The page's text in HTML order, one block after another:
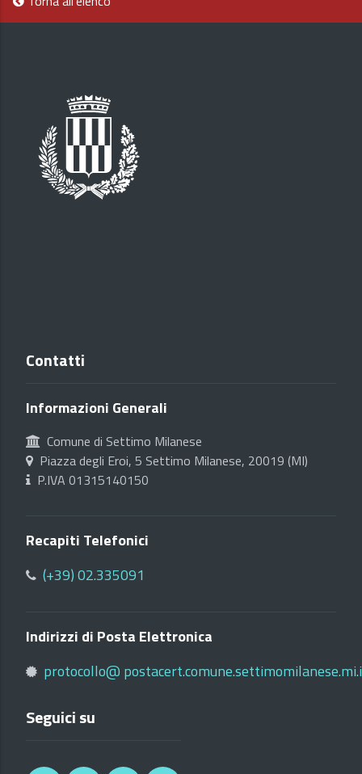
Contatti
Informazioni Generali
Comune di Settimo Milanese
Piazza degli Eroi, 5 Settimo Milanese, 20019 (MI)
P.IVA 01315140150
Recapiti Telefonici
(+39) 02.335091
Indirizzi di Posta Elettronica
protocollo@
Seguici su